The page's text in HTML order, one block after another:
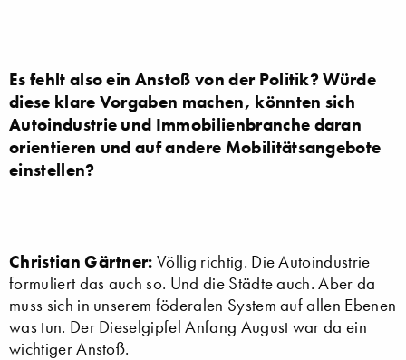
Es fehlt also ein Anstoß von der Politik? Würde
diese klare Vorgaben machen, könnten sich
Autoindustrie und Immobilienbranche daran
orientieren und auf andere Mobilitätsangebote
einstellen?
Christian Gärtner: Völlig richtig. Die Autoindustrie
formuliert das auch so. Und die Städte auch. Aber da
muss sich in unserem föderalen System auf allen Ebenen
was tun. Der Dieselgipfel Anfang August war da ein
wichtiger Anstoß.